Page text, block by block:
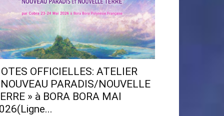
OFFICIELLES: ATELIER
PARADIS/NOUVELLE
» à BORA BORA MAI